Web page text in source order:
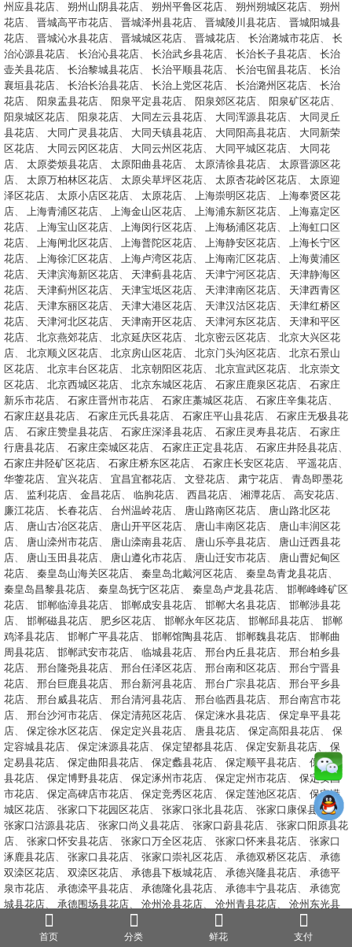
州应县花店、 朔州山阴县花店、 朔州平鲁区花店、 朔州朔城区花店、 朔州
花店、 晋城高平市花店、 晋城泽州县花店、 晋城陵川县花店、 晋城阳城县
花店、 晋城沁水县花店、 晋城城区花店、 晋城花店、 长治潞城市花店、 长
治沁源县花店、 长治沁县花店、 长治武乡县花店、 长治长子县花店、 长治
壶关县花店、 长治黎城县花店、 长治平顺县花店、 长治屯留县花店、 长治
襄垣县花店、 长治长治县花店、 长治上党区花店、 长治潞州区花店、 长治
花店、 阳泉盂县花店、 阳泉平定县花店、 阳泉郊区花店、 阳泉矿区花店、
阳泉城区花店、 阳泉花店、 大同左云县花店、 大同浑源县花店、 大同灵丘
县花店、 大同广灵县花店、 大同天镇县花店、 大同阳高县花店、 大同新荣
区花店、 大同云冈区花店、 大同云州区花店、 大同平城区花店、 大同花
店、 太原娄烦县花店、 太原阳曲县花店、 太原清徐县花店、 太原晋源区花
店、 太原万柏林区花店、 太原尖草坪区花店、 太原杏花岭区花店、 太原迎
泽区花店、 太原小店区花店、 太原花店、 上海崇明区花店、 上海奉贤区花
店、 上海青浦区花店、 上海金山区花店、 上海浦东新区花店、 上海嘉定区
花店、 上海宝山区花店、 上海闵行区花店、 上海杨浦区花店、 上海虹口区
花店、 上海闸北区花店、 上海普陀区花店、 上海静安区花店、 上海长宁区
花店、 上海徐汇区花店、 上海卢湾区花店、 上海南汇区花店、 上海黄浦区
花店、 天津滨海新区花店、 天津蓟县花店、 天津宁河区花店、 天津静海区
花店、 天津蓟州区花店、 天津宝坻区花店、 天津津南区花店、 天津西青区
花店、 天津东丽区花店、 天津大港区花店、 天津汉沽区花店、 天津红桥区
花店、 天津河北区花店、 天津南开区花店、 天津河东区花店、 天津和平区
花店、 北京燕郊花店、 北京延庆区花店、 北京密云区花店、 北京大兴区花
店、 北京顺义区花店、 北京房山区花店、 北京门头沟区花店、 北京石景山
区花店、 北京丰台区花店、 北京朝阳区花店、 北京宣武区花店、 北京崇文
区花店、 北京西城区花店、 北京东城区花店、 石家庄鹿泉区花店、 石家庄
新乐市花店、 石家庄晋州市花店、 石家庄藁城区花店、 石家庄辛集花店、
石家庄赵县花店、 石家庄元氏县花店、 石家庄平山县花店、 石家庄无极县花
店、 石家庄赞皇县花店、 石家庄深泽县花店、 石家庄灵寿县花店、 石家庄
行唐县花店、 石家庄栾城区花店、 石家庄正定县花店、 石家庄井陉县花店、
石家庄井陉矿区花店、 石家庄桥东区花店、 石家庄长安区花店、 平遥花店、
华蓥花店、 宜兴花店、 宜昌宜都花店、 文登花店、 肃宁花店、 青岛即墨花
店、 监利花店、 金昌花店、 临朐花店、 西昌花店、 湘潭花店、 高安花店、
廉江花店、 长春花店、 台州温岭花店、 唐山路南区花店、 唐山路北区花
店、 唐山古冶区花店、 唐山开平区花店、 唐山丰南区花店、 唐山丰润区花
店、 唐山滦州市花店、 唐山滦南县花店、 唐山乐亭县花店、 唐山迁西县花
店、 唐山玉田县花店、 唐山遵化市花店、 唐山迁安市花店、 唐山曹妃甸区
花店、 秦皇岛山海关区花店、 秦皇岛北戴河区花店、 秦皇岛青龙县花店、
秦皇岛昌黎县花店、 秦皇岛抚宁区花店、 秦皇岛卢龙县花店、 邯郸峰峰矿区
花店、 邯郸临漳县花店、 邯郸成安县花店、 邯郸大名县花店、 邯郸涉县花
店、 邯郸磁县花店、 肥乡区花店、 邯郸永年区花店、 邯郸邱县花店、 邯郸
鸡泽县花店、 邯郸广平县花店、 邯郸馆陶县花店、 邯郸魏县花店、 邯郸曲
周县花店、 邯郸武安市花店、 临城县花店、 邢台内丘县花店、 邢台柏乡县
花店、 邢台隆尧县花店、 邢台任泽区花店、 邢台南和区花店、 邢台宁晋县
花店、 邢台巨鹿县花店、 邢台新河县花店、 邢台广宗县花店、 邢台平乡县
花店、 邢台威县花店、 邢台清河县花店、 邢台临西县花店、 邢台南宫市花
店、 邢台沙河市花店、 保定清苑区花店、 保定涞水县花店、 保定阜平县花
店、 保定徐水区花店、 保定定兴县花店、 唐县花店、 保定高阳县花店、 保
定容城县花店、 保定涞源县花店、 保定望都县花店、 保定安新县花店、 保
定易县花店、 保定曲阳县花店、 保定蠡县花店、 保定顺平县花店、 保定雄
县花店、 保定博野县花店、 保定涿州市花店、 保定定州市花店、 保定安国
市花店、 保定高碑店市花店、 保定竞秀区花店、 保定莲池区花店、 保定满
城区花店、 张家口下花园区花店、 张家口张北县花店、 张家口康保县花店 、
张家口沽源县花店、 张家口尚义县花店、 张家口蔚县花店、 张家口阳原县花
店、 张家口怀安县花店、 张家口万全区花店、 张家口怀来县花店、 张家口
涿鹿县花店、 张家口县花店、 张家口崇礼区花店、 承德双桥区花店、 承德
双滦区花店、 双滦区花店、 承德县下板城花店、 承德兴隆县花店、 承德平
泉市花店、 承德滦平县花店、 承德隆化县花店、 承德丰宁县花店、 承德宽
城县花店、 承德围场县花店、 沧州沧县花店、 沧州青县花店、 沧州东光县
沧州吴桥县花店 沧州献县花店 沧州孟村县花店
沧州泊头市花
首页 分类 鲜花 支付